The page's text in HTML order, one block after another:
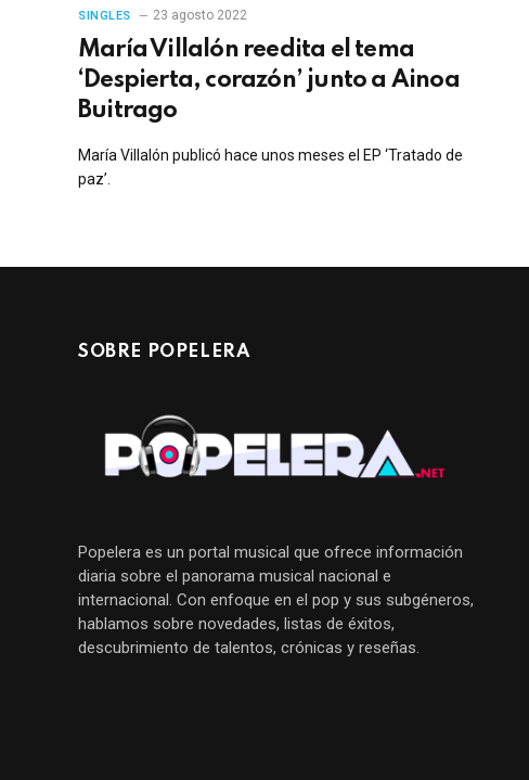
SINGLES 23 agosto 2022
María Villalón reedita el tema
‘Despierta, corazón’ junto a Ainoa
Buitrago
María Villalón publicó hace unos meses el EP ‘Tratado de
paz’.
SOBRE POPELERA
Popelera es un portal musical que ofrece información
diaria sobre el panorama musical nacional e
internacional. Con enfoque en el pop y sus subgéneros,
hablamos sobre novedades, listas de éxitos,
descubrimiento de talentos, crónicas y reseñas.